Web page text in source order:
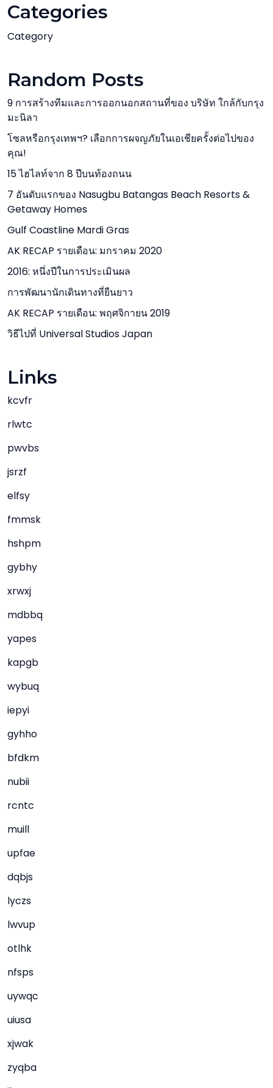
Categories
Category
Random Posts
9 การสร้างทีมและการออกนอกสถานที่ของ บริษัท ใกล้กับกรุง
มะนิลา
โซลหรือกรุงเทพฯ? เลือกการผจญภัยในเอเชียครั้งต่อไปของ
คุณ!
15 ไฮไลท์จาก 8 ปีบนท้องถนน
7 อันดับแรกของ Nasugbu Batangas Beach Resorts &
Getaway Homes
Gulf Coastline Mardi Gras
AK RECAP รายเดือน: มกราคม 2020
2016: หนึ่งปีในการประเมินผล
การพัฒนานักเดินทางที่ยืนยาว
AK RECAP รายเดือน: พฤศจิกายน 2019
วิธีไปที่ Universal Studios Japan
Links
kcvfr
rlwtc
pwvbs
jsrzf
elfsy
fmmsk
hshpm
gybhy
xrwxj
mdbbq
yapes
kapgb
wybuq
iepyi
gyhho
bfdkm
nubii
rcntc
muill
upfae
dqbjs
lyczs
lwvup
otlhk
nfsps
uywqc
uiusa
xjwak
zyqba